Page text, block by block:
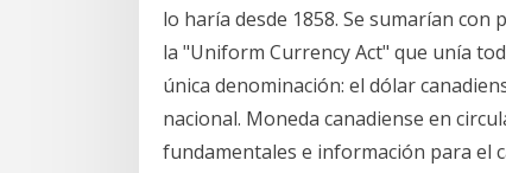
lo haría desde 1858. Se sumarían
la "Uniform Currency Act" que unía
única denominación: el dólar
nacional. Moneda canadiense en
fundamentales e información para el